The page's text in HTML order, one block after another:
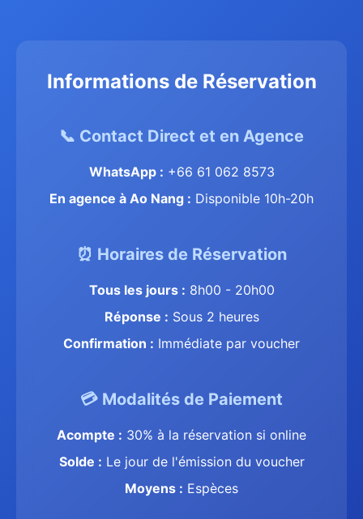
Informations de Réservation
📞 Contact Direct et en Agence
WhatsApp : +66 61 062 8573
En agence à Ao Nang : Disponible 10h-20h
⏰ Horaires de Réservation
Tous les jours : 8h00 - 20h00
Réponse : Sous 2 heures
Confirmation : Immédiate par voucher
💳 Modalités de Paiement
Acompte : 30% à la réservation si online
Solde : Le jour de l'émission du voucher
Moyens : Espèces